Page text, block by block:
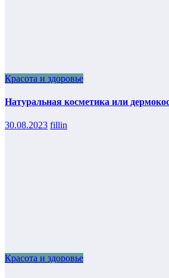
Красота и здоровье
Натуральная косметика или
30.08.2023 fillin
Красота и здоровье